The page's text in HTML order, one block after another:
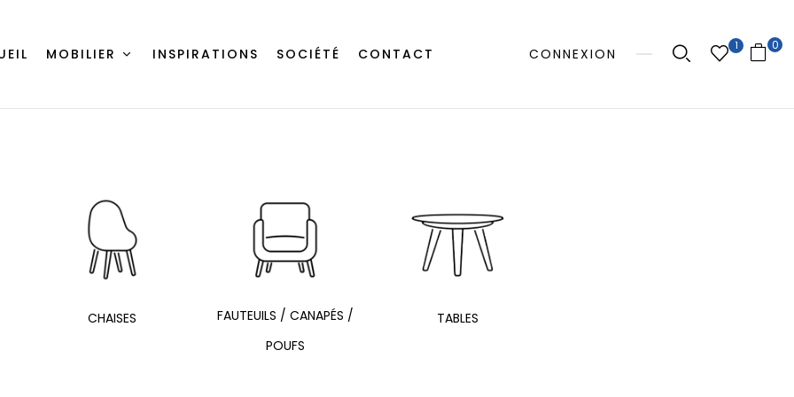
MOBILIER INSPIRATIONS SOCIÉTÉ CONTACT CONNEXION
1 0
CHAISES
FAUTEUILS / CANAPÉS /
POUFS
TABLES